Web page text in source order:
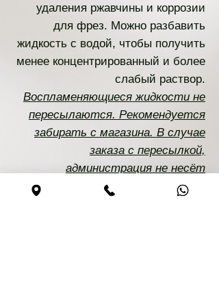
удаления ржавчины и коррозии
для фрез. Можно разбавить
жидкость с водой, чтобы получить
менее концентрированный и более
слабый раствор.
Воспламеняющиеся жидкости не
пересылаются. Рекомендуется
забирать с магазина. В случае
заказа с пересылкой,
администрация не несёт
ответственности!